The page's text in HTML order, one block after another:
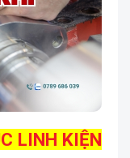
LINH KIỆN